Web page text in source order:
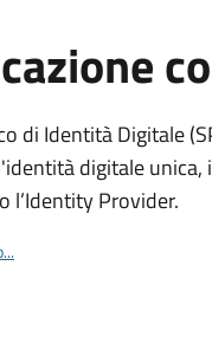
di Identità Digitale
digitale unica,
l’Identity Provider.